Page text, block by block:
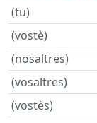
(tu)
(vostè)
(nosaltres)
(vosaltres)
(vostès)